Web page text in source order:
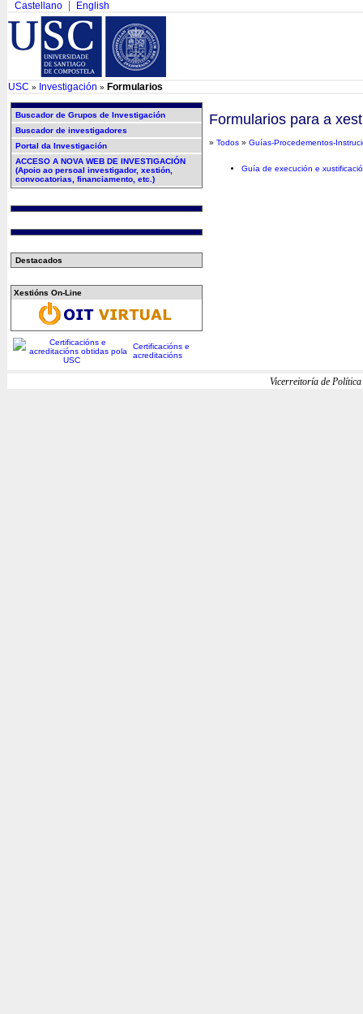
Castellano English
USC » Investigación » Formularios
Buscador de Grupos de Investigación
Buscador de investigadores
Portal da Investigación
ACCESO A NOVA WEB DE INVESTIGACIÓN
(Apoio ao persoal investigador, xestión,
convocatorias, financiamento, etc.)
Destacados
Xestións On-Line
Certificacións e
acreditacións
Formularios para a
» Todos » Guías-Procedementos-
Guía de execución e
Vicerreitoría de